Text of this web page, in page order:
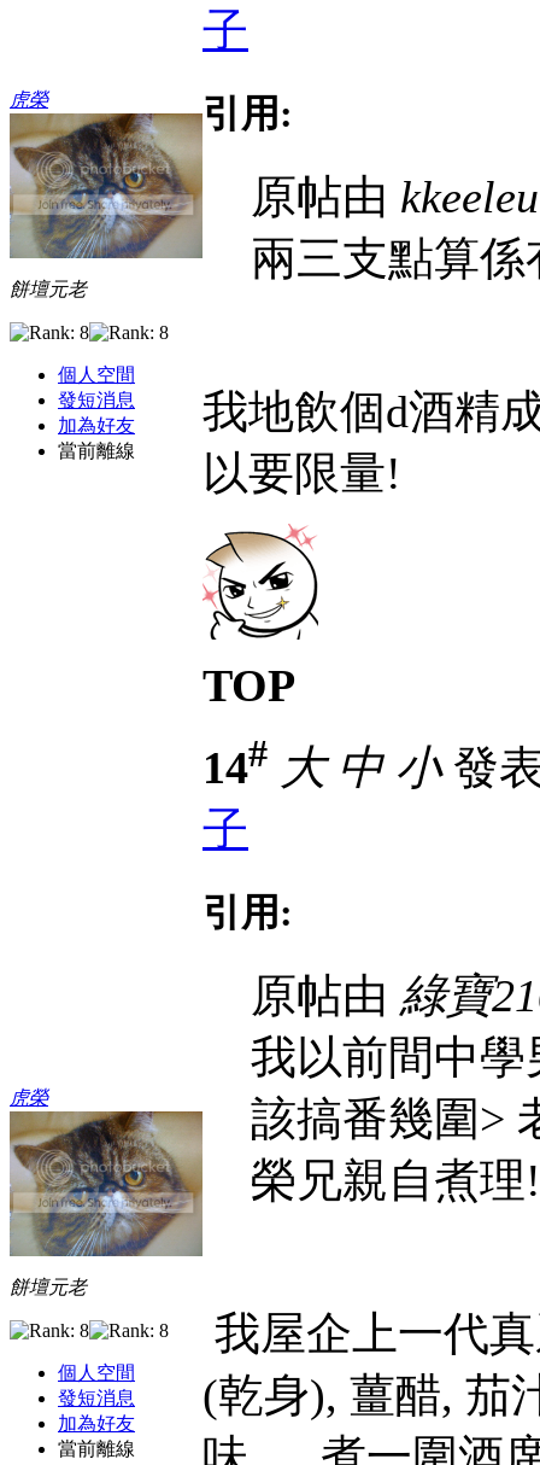
虎榮
餅壇元老
個人空間
發短消息
加為好友
當前離線
子
引用:
原帖由
兩三支點算
我地飲個d酒精
以要限量!
TOP
虎榮
餅壇元老
個人空間
發短消息
加為好友
當前離線
14# 大 中 小發
子
引用:
原帖由 綠寶
我以前間中
該搞番幾圍>
榮兄親自煮
我屋企上一代
(乾身), 薑醋, 茄